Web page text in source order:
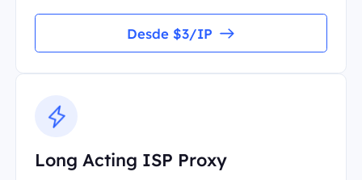
Desde $3/IP
Long Acting ISP Proxy